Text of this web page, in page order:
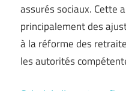
assurés sociaux. Cette
principalement des
à la réforme des
les autorités